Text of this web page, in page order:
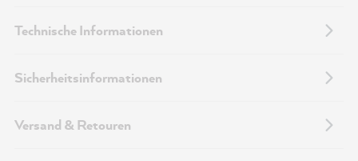
Technische Informationen
Sicherheitsinformationen
Versand & Retouren